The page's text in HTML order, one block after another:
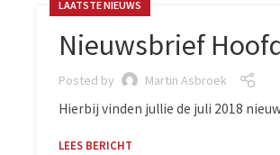
LAATSTE NIEUWS
Nieuwsbrief
Posted by Martin Asbroek
Hierbij vinden jullie de juli 2018
LEES BERICHT